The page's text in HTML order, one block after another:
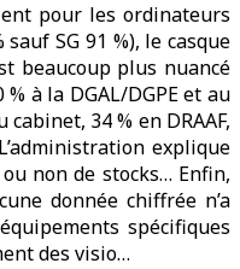
pour les ordinateurs
sauf SG 91 %), le casque
beaucoup plus nuancé
à la DGAL/DGPE et au
cabinet, 34 % en DRAAF,
explique
non de stocks… Enfin,
donnée chiffrée n’a
spécifiques
des visio…